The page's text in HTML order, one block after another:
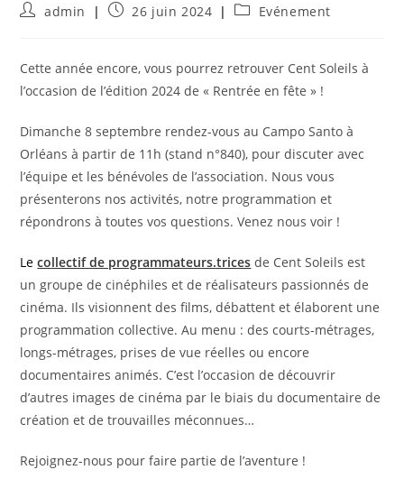
Auteur/autrice
publication :
admin
Publication
26 juin 2024
PostEvénement
Cette année encore, vous pourrez retrouver Cent Soleils à
l’occasion de l’édition 2024 de « Rentrée en fête » !
Dimanche 8 septembre rendez-vous au Campo Santo à
Orléans à partir de 11h (stand n°840), pour discuter avec
l’équipe et les bénévoles de l’association. Nous vous
présenterons nos activités, notre programmation et
répondrons à toutes vos questions. Venez nous voir !
Lecollectif de programmateurs.trices de Cent Soleils est
un groupe de cinéphiles et de réalisateurs passionnés de
cinéma. Ils visionnent des films, débattent et élaborent une
programmation collective. Au menu : des courts-métrages,
longs-métrages, prises de vue réelles ou encore
documentaires animés. C’est l’occasion de découvrir
d’autres images de cinéma par le biais du documentaire de
création et de trouvailles méconnues…
Rejoignez-nous pour faire partie de l’aventure !